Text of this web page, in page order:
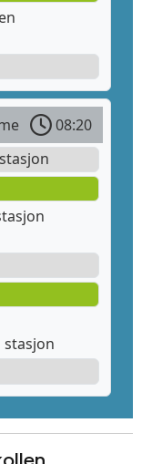
08:20
stasjon